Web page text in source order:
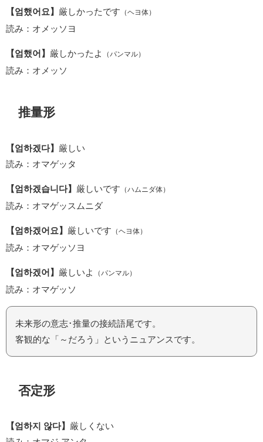
【엄했어요】 厳しかったです （ヘヨ体）
読み：オメッソヨ
【엄했어】 厳しかったよ （パンマル）
読み：オメッソ
推量形
【엄하겠다】 厳しい
読み：オマゲッタ
【엄하겠습니다】 厳しいです （ハムニダ体）
読み：オマゲッスムニダ
【엄하겠어요】 厳しいです （ヘヨ体）
読み：オマゲッソヨ
【엄하겠어】 厳しいよ （パンマル）
読み：オマゲッソ
未来形の意志･推量の接続語尾です。
客観的な「～だろう」というニュアンスです。
否定形
【엄하지 않다】 厳しくない